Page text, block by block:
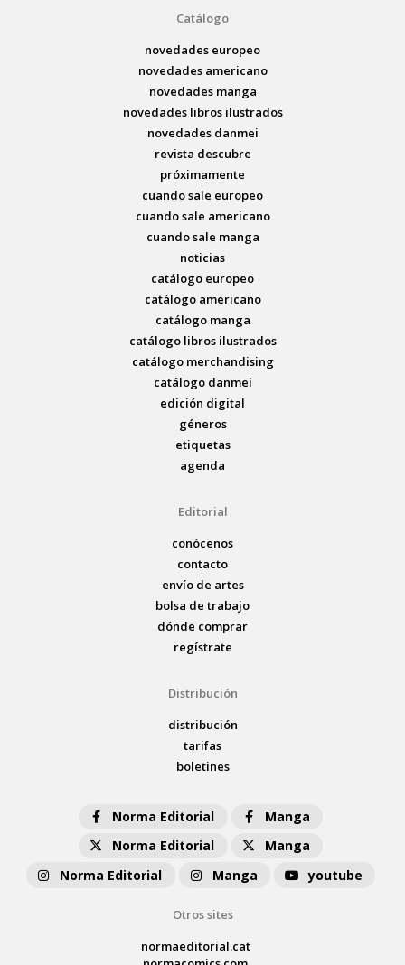
Catálogo
novedades europeo
novedades americano
novedades manga
novedades libros ilustrados
novedades danmei
revista descubre
próximamente
cuando sale europeo
cuando sale americano
cuando sale manga
noticias
catálogo europeo
catálogo americano
catálogo manga
catálogo libros ilustrados
catálogo merchandising
catálogo danmei
edición digital
géneros
etiquetas
agenda
Editorial
conócenos
contacto
envío de artes
bolsa de trabajo
dónde comprar
regístrate
Distribución
distribución
tarifas
boletines
Norma Editorial
Manga
Norma Editorial
Manga
Norma Editorial
Manga youtube
Otros sites
normaeditorial.cat